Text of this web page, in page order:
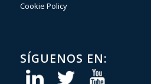
Cookie Policy
SÍGUENOS EN: